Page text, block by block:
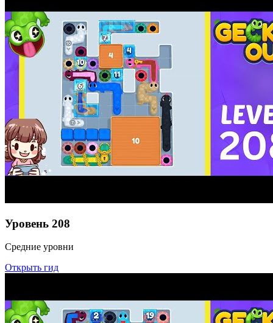
Уровень 208
Средние уровни
Открыть гид